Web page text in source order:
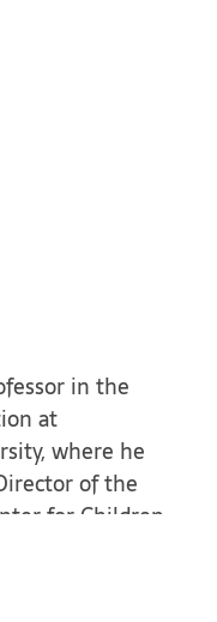
in the
at
where he
of the
for Children
training